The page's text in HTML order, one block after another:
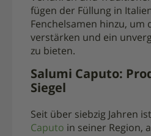
fügen der Füllung in
Fenchelsamen hinzu, um
verstärken und ein
zu bieten.
Salumi Caputo:
Siegel
Seit über siebzig Jahren
Caputo in seiner Region,